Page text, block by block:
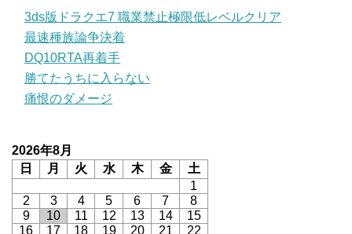
3ds版ドラクエ7 職業禁止極限低レベルクリア
最速種族論争決着
DQ10RTA再着手
勝てたうちに入らない
痛恨のダメージ
2026年8月
日
月 火 水 木 金
土
1
2
3 4 5 6 7
8
9
10 11 12 13 14
15
16
17 18 19 20 21 22